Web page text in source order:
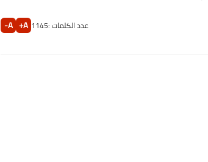
عدد الكلمات :1145
A+
A-